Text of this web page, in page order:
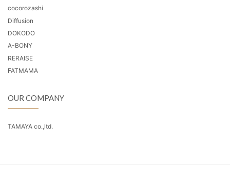
cocorozashi
Diffusion
DOKODO
A-BONY
RERAISE
FATMAMA
OUR COMPANY
TAMAYA co.,ltd.